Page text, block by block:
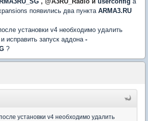
появились два пунктa ARMA3.RU
установки v4 необходимо удалить
и исправить запуск аддона -
?
установки v4 необходимо удалить